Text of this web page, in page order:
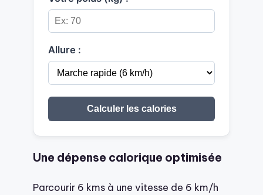
Allure :
Calculer les calories
Une dépense calorique optimisée
Parcourir 6 kms à une vitesse de 6 km/h